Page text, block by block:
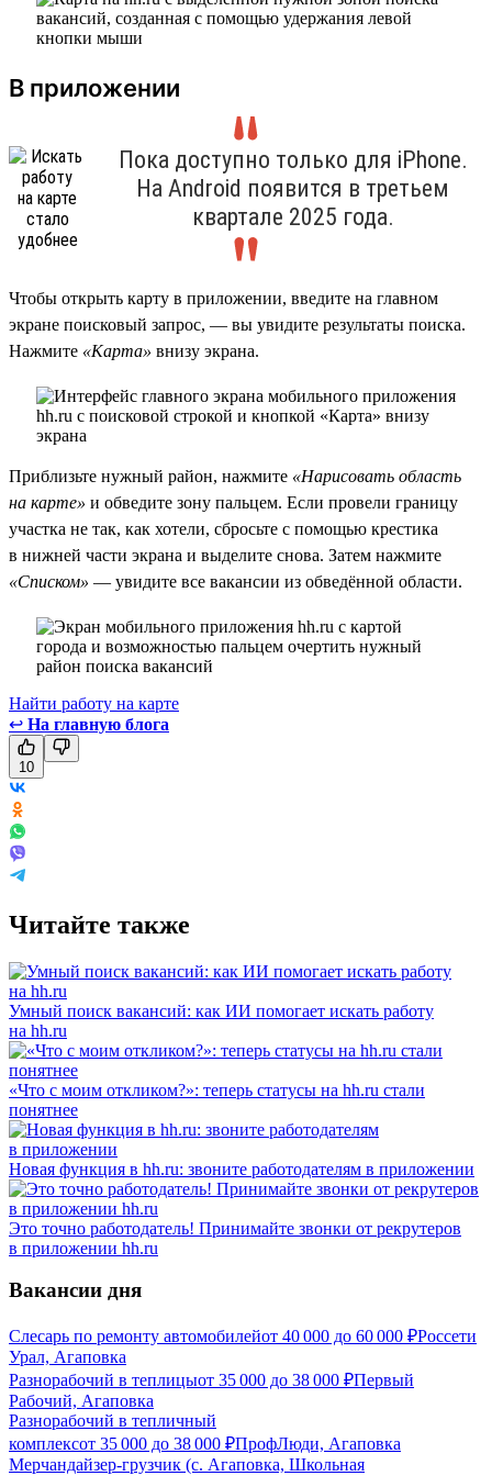
В приложении
Пока доступно только для iPhone.
На Android появится в третьем
квартале 2025 года.
Чтобы открыть карту в приложении, введите на главном
экране поисковый запрос, — вы увидите результаты поиска.
Нажмите «Карта» внизу экрана.
Приблизьте нужный район, нажмите «Нарисовать область
на карте» и обведите зону пальцем. Если провели границу
участка не так, как хотели, сбросьте с помощью крестика
в нижней части экрана и выделите снова. Затем нажмите
«Списком» — увидите все вакансии из обведённой области.
Найти работу на карте
↩ На главную блога
10
Читайте также
Умный поиск вакансий: как ИИ помогает искать работу
на hh.ru
«Что с моим откликом?»: теперь статусы на hh.ru стали
понятнее
Новая функция в hh.ru: звоните работодателям в приложении
Это точно работодатель! Принимайте звонки от рекрутеров
в приложении hh.ru
Вакансии дня
Слесарь по ремонту автомобилейот 40 000 до 60 000 ₽Россети
Урал, Агаповка
Разнорабочий в теплицыот 35 000 до 38 000 ₽Первый
Рабочий, Агаповка
Разнорабочий в тепличный
комплексот 35 000 до 38 000 ₽ПрофЛюди, Агаповка
Мерчандайзер-грузчик (с. Агаповка, Школьная